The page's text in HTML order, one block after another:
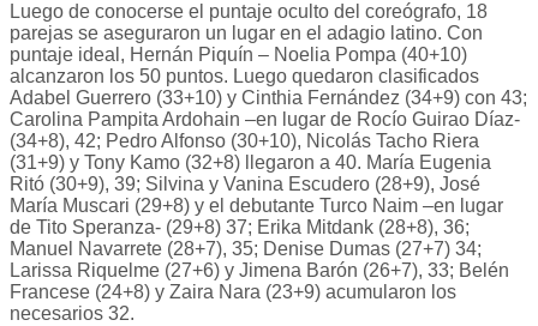
Luego de conocerse el puntaje oculto del coreógrafo, 18
parejas se aseguraron un lugar en el adagio latino. Con
puntaje ideal, Hernán Piquín – Noelia Pompa (40+10)
alcanzaron los 50 puntos. Luego quedaron clasificados
Adabel Guerrero (33+10) y Cinthia Fernández (34+9) con 43;
Carolina Pampita Ardohain –en lugar de Rocío Guirao Díaz-
(34+8), 42; Pedro Alfonso (30+10), Nicolás Tacho Riera
(31+9) y Tony Kamo (32+8) llegaron a 40. María Eugenia
Ritó (30+9), 39; Silvina y Vanina Escudero (28+9), José
María Muscari (29+8) y el debutante Turco Naim –en lugar
de Tito Speranza- (29+8) 37; Erika Mitdank (28+8), 36;
Manuel Navarrete (28+7), 35; Denise Dumas (27+7) 34;
Larissa Riquelme (27+6) y Jimena Barón (26+7), 33; Belén
Francese (24+8) y Zaira Nara (23+9) acumularon los
necesarios 32.